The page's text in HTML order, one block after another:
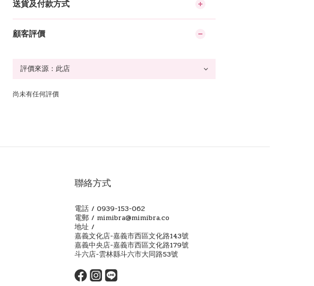
送貨及付款方式
顧客評價
尚未有任何評價
聯絡方式
電話 / 0939-153-062
電郵 / mimibra@mimibra.co
地址 /
嘉義文化店-嘉義市西區文化路143號
嘉義中央店-嘉義市西區文化路179號
斗六店-雲林縣斗六市大同路53號